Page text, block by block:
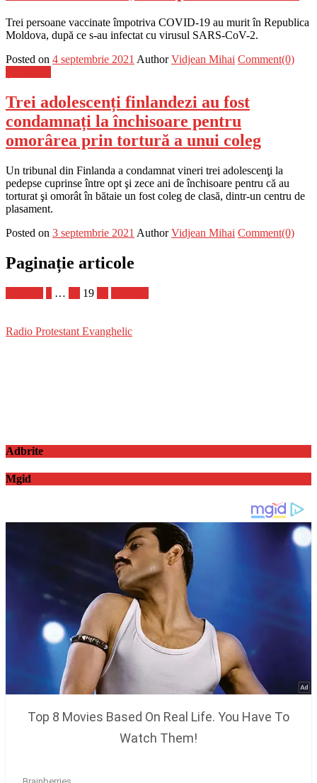
Trei persoane vaccinate împotriva COVID-19 au murit în Republica
Moldova, după ce s-au infectat cu virusul SARS-CoV-2.
Posted on 4 septembrie 2021 Author Vidjean Mihai Comment(0)
Trei adolescenți finlandezi au fost
condamnați la închisoare pentru
omorârea prin tortură a unui coleg
Un tribunal din Finlanda a condamnat vineri trei adolescenţi la
pedepse cuprinse între opt şi zece ani de închisoare pentru că au
torturat şi omorât în bătaie un fost coleg de clasă, dintr-un centru de
plasament.
Posted on 3 septembrie 2021 Author Vidjean Mihai Comment(0)
Paginație articole
… 19
Radio Protestant Evanghelic
Adbrite
Mgid